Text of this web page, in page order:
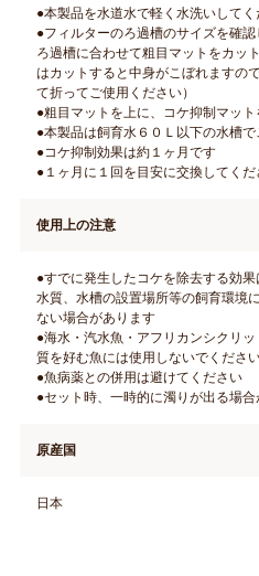
●本製品を水道水で軽く水洗いしてく
●フィルターのろ過槽のサイズを確認
ろ過槽に合わせて粗目マットをカッ
はカットすると中身がこぼれますの
て折ってご使用ください）
●粗目マットを上に、コケ抑制マッ
●本製品は飼育水６０Ｌ以下の水槽
●コケ抑制効果は約１ヶ月です
●１ヶ月に１回を目安に交換してくだ
使用上の注意
●すでに発生したコケを除去する効果
水質、水槽の設置場所等の飼育環境
ない場合があります
●海水・汽水魚・アフリカンシクリ
質を好む魚には使用しないでくださ
●魚病薬との併用は避けてください
●セット時、一時的に濁りが出る場
原産国
日本